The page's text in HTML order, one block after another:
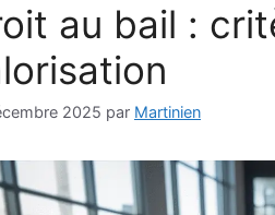
au bail :
2025 par Martinien